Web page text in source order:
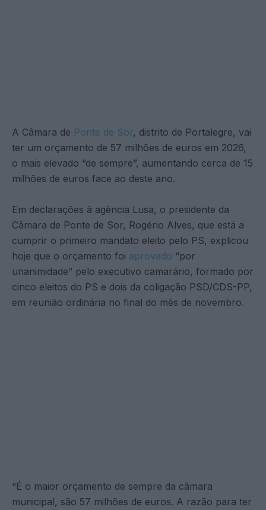
A Câmara de Ponte de Sor, distrito de Portalegre, vai
ter um orçamento de 57 milhões de euros em 2026,
o mais elevado “de sempre”, aumentando cerca de 15
milhões de euros face ao deste ano.
Em declarações à agência Lusa, o presidente da
Câmara de Ponte de Sor, Rogério Alves, que está a
cumprir o primeiro mandato eleito pelo PS, explicou
hoje que o orçamento foi aprovado “por
unanimidade” pelo executivo camarário, formado por
cinco eleitos do PS e dois da coligação PSD/CDS-PP,
em reunião ordinária no final do mês de novembro.
“É o maior orçamento de sempre da câmara
municipal, são 57 milhões de euros. A razão para ter